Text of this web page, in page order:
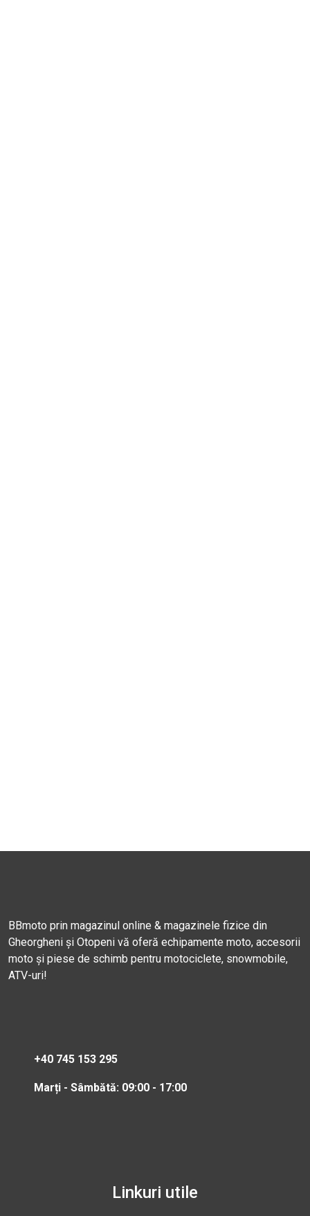
BBmoto prin magazinul online & magazinele fizice din
Gheorgheni și Otopeni vă oferă echipamente moto, accesorii
moto și piese de schimb pentru motociclete, snowmobile,
ATV-uri!
+40 745 153 295
Marți - Sâmbătă: 09:00 - 17:00
Linkuri utile